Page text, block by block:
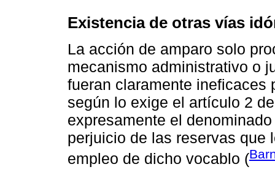
Existencia de otras vías
La acción de amparo solo
mecanismo administrativo o
fueran claramente ineficaces
según lo exige el artículo 2
expresamente el
perjuicio de las reservas que
empleo de dicho vocablo (